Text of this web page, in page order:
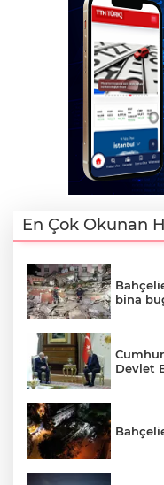
En Çok Okunan
bina
Devlet